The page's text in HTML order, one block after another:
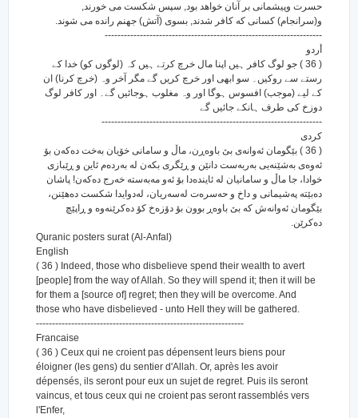
حسرت وپیشمانی بر آنان خواهد بود, سپس شکست می خورند,
و(سرانجام) کسانی که کافر شدند, بسوی (آتش) جهنم رانده می شوند.
--------------------------------------------------------------------
أردو
( 36 ) جو لوگ کافر ہیں اپنا مال خرچ کرتے ہیں کہ (لوگوں کو) خدا کے
رستے سے روکیں۔ سو ابھی اور خرچ کریں گے مگر آخر وہ (خرچ کرنا) ان
کے لیے (موجب) افسوس ہوگا اور وہ مغلوب ہوجائیں گے۔ اور کافر لوگ
دوزخ کی طرف ہانکے جائیں گے
---------------------------------------------------------------------
كردى
( 36 ) بێگومان ئه‌وانه‌ی بێ باوه‌ڕن، ماڵ و سامانی خۆیان به‌خت ده‌که‌ن بۆ
ئه‌وه‌ی به‌شێنه‌یی به‌ربه‌ست دانێن و ڕێگری بکه‌ن له به‌رده‌م ئاین و ڕێبازی
خوادا، جا ماڵ و سامانیان له ئاینده‌دا بۆ ئه‌و مه‌به‌سته خه‌رج ده‌که‌ن! پاشان
ده‌بێته په‌شیمانی و داخ و حه‌سره‌ت له‌سه‌ریان، له‌دوایدا شکست ده‌هێنن،
بێگومان ئه‌وانه‌ش که بێ باوه‌ڕ بوون بۆ دۆزه‌خ کۆ ده‌کرێنه‌وه و ڕاپێچ
ده‌کرێن.
Quranic posters surat (Al-Anfal)
English
( 36 ) Indeed, those who disbelieve spend their wealth to avert
[people] from the way of Allah. So they will spend it; then it will be
for them a [source of] regret; then they will be overcome. And
those who have disbelieved - unto Hell they will be gathered.
-----------------------------------------------------------------
Francaise
( 36 ) Ceux qui ne croient pas dépensent leurs biens pour
éloigner (les gens) du sentier d'Allah. Or, après les avoir
dépensés, ils seront pour eux un sujet de regret. Puis ils seront
vaincus, et tous ceux qui ne croient pas seront rassemblés vers
l'Enfer,